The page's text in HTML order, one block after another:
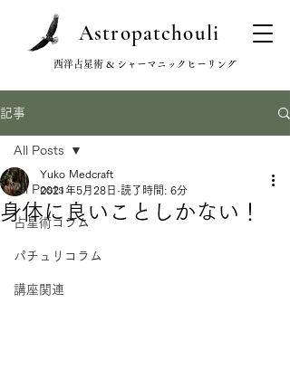
Astropatchouli
西洋占星術 & シャーマニックヒーリング
記事
All Posts
占星術コラム
パチュリコラム
講座関連
All Posts
身体に良いことしかない！
Yuko Medcraft
2021年5月28日 読了時間: 6分